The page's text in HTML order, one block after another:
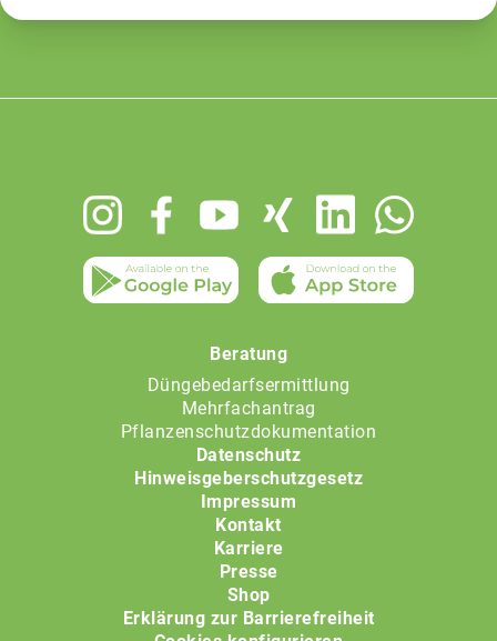
Beratung
Düngebedarfsermittlung
Mehrfachantrag
Pflanzenschutzdokumentation
Datenschutz
Hinweisgeberschutzgesetz
Impressum
Kontakt
Karriere
Presse
Shop
Erklärung zur Barrierefreiheit